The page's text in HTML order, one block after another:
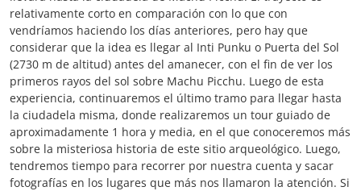
relativamente corto en comparación con lo que con
vendríamos haciendo los días anteriores, pero hay que
considerar que la idea es llegar al Inti Punku o Puerta del Sol
(2730 m de altitud) antes del amanecer, con el fin de ver los
primeros rayos del sol sobre Machu Picchu. Luego de esta
experiencia, continuaremos el último tramo para llegar hasta
la ciudadela misma, donde realizaremos un tour guiado de
aproximadamente 1 hora y media, en el que conoceremos más
sobre la misteriosa historia de este sitio arqueológico. Luego,
tendremos tiempo para recorrer por nuestra cuenta y sacar
fotografías en los lugares que más nos llamaron la atención. Si